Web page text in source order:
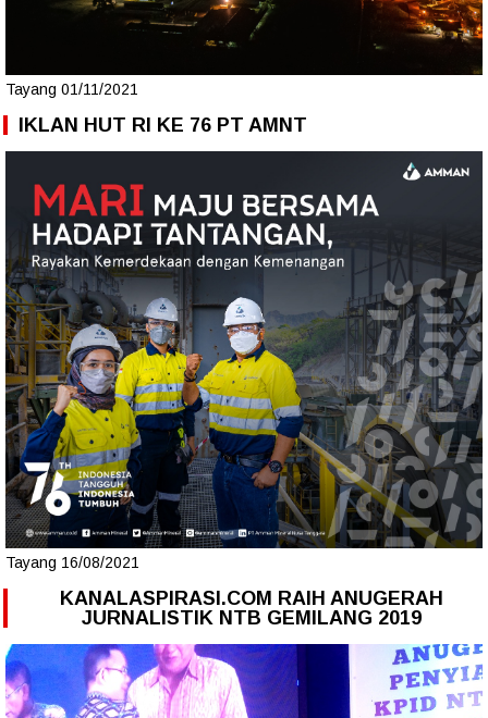
Tayang 01/11/2021
IKLAN HUT RI KE 76 PT AMNT
Tayang 16/08/2021
KANALASPIRASI.COM RAIH ANUGERAH
JURNALISTIK NTB GEMILANG 2019